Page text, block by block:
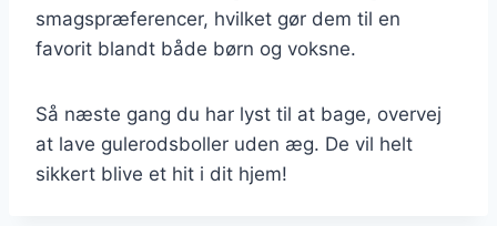
smagspræferencer, hvilket gør dem til en
favorit blandt både børn og voksne.
Så næste gang du har lyst til at bage, overvej
at lave gulerodsboller uden æg. De vil helt
sikkert blive et hit i dit hjem!